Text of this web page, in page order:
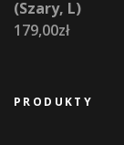
(Szary, L)
179,00zł
PRODUKTY